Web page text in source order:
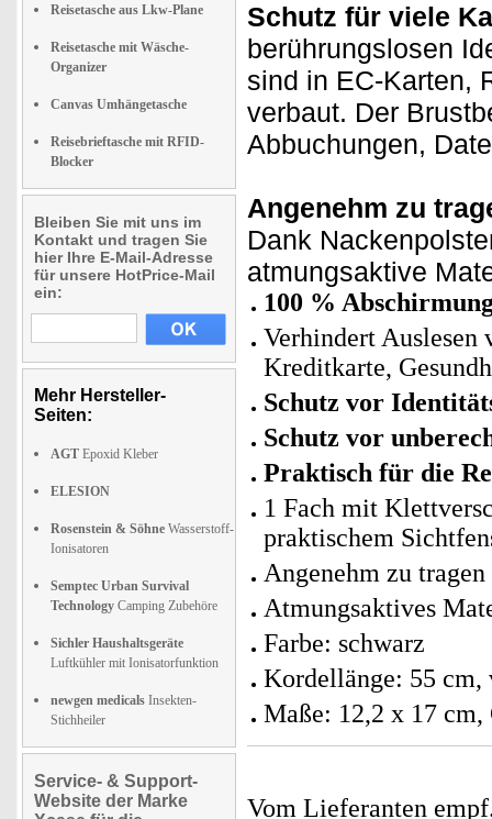
Reisetasche aus Lkw-Plane
Reisetasche mit Wäsche-
Organizer
Canvas Umhängetasche
Reisebrieftasche mit RFID-
Blocker
Bleiben Sie mit uns im
Kontakt und tragen Sie
hier Ihre E-Mail-Adresse
für unsere HotPrice-Mail
ein:
Mehr Hersteller-
Seiten:
AGT Epoxid Kleber
ELESION
Rosenstein & Söhne Wasserstoff-
Ionisatoren
Semptec Urban Survival
Technology Camping Zubehöre
Sichler Haushaltsgeräte
Luftkühler mit Ionisatorfunktion
newgen medicals Insekten-
Stichheiler
Service- & Support-
Website der Marke
Schutz für viele
berührungslosen
sind in EC-Karten,
verbaut. Der
Abbuchungen,
Angenehm zu
Dank
atmungsaktive
100 %
Verhindert Auslesen
Kreditkarte,
Schutz vor
Schutz vor
Praktisch für die
1 Fach mit
praktischem
Angenehm zu
Atmungsaktives
Farbe: schwarz
Kordellänge: 55 cm,
Maße: 12,2 x 17
Vom Lieferanten